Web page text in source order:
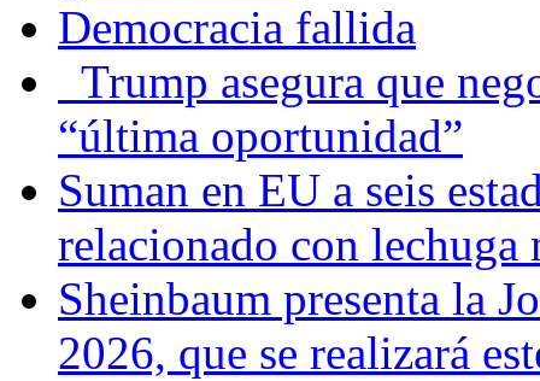
Democracia fallida
Trump asegura que
“última oportunidad”
Suman en EU a seis
relacionado con lechuga
Sheinbaum presenta la
2026, que se realizará